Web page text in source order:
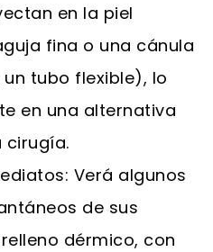
en la piel
fina o una cánula
tubo flexible), lo
en una alternativa
cirugía.
Verá algunos
de sus
dérmico, con